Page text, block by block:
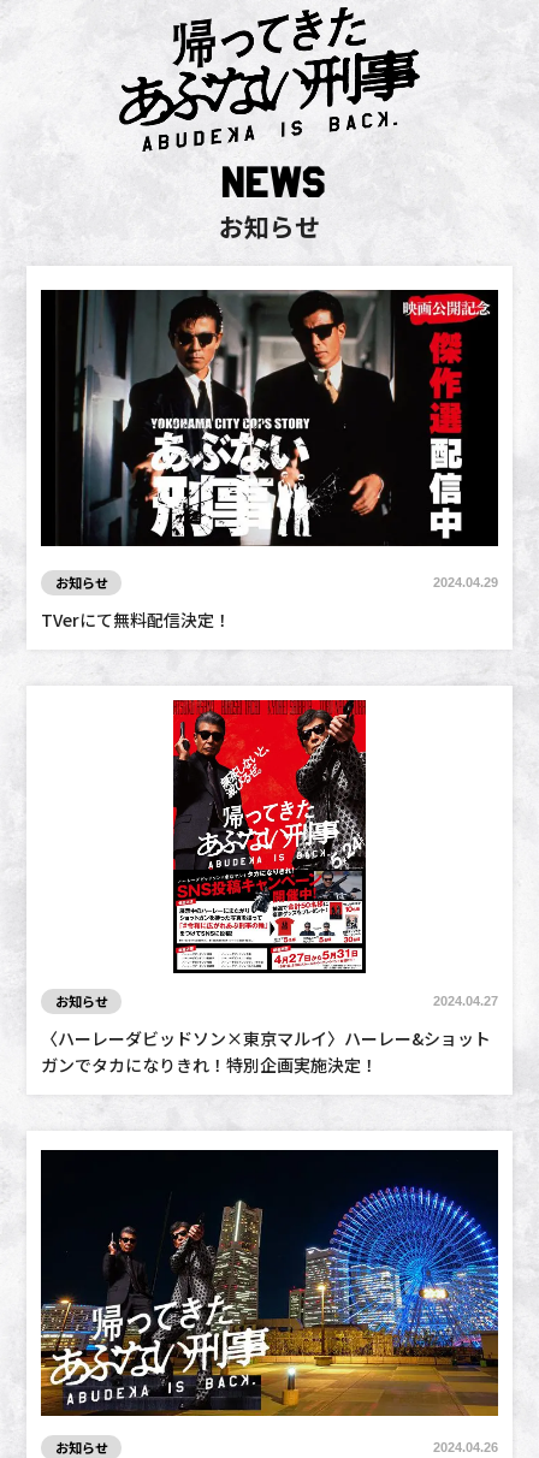
NEWS
お知らせ
お知らせ 2024.04.29
TVerにて無料配信決定！
お知らせ 2024.04.27
〈ハーレーダビッドソン×東京マルイ〉ハーレー&ショット
ガンでタカになりきれ！特別企画実施決定！
お知らせ 2024.04.26